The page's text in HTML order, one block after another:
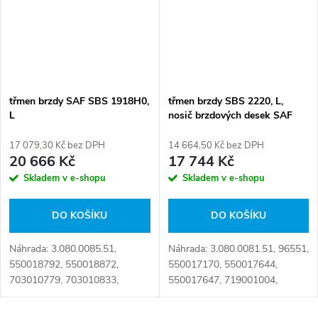
třmen brzdy SAF SBS 1918H0,
L
17 079,30 Kč bez DPH
20 666 Kč
Skladem v e-shopu
DO KOŠÍKU
Náhrada: 3.080.0085.51,
550018792, 550018872,
703010779, 703010833,
719001045, 719001047,
třmen brzdy SBS 2220, L,
nosič brzdových desek SAF
14 664,50 Kč bez DPH
17 744 Kč
Skladem v e-shopu
DO KOŠÍKU
Náhrada: 3.080.0081.51, 96551,
550017170, 550017644,
550017647, 719001004,
719001010, 719001024,